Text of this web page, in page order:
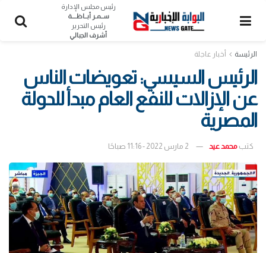
رئيس مجلس الإدارة
ســمـر أبــاظــــة
رئيس التحرير
أشرف الجبالي
الرئيسة أخبار عاجلة
الرئيس السيسي: تعويضات الناس
عن الإزالات للنفع العام مبدأ للدولة
المصرية
كتب محمد عيد 2 مارس 2022 - 11:16 صباحًا